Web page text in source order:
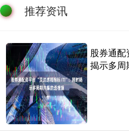
推荐资讯
股券通配
揭示多周